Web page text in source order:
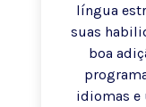
língua
suas
boa
idiomas e